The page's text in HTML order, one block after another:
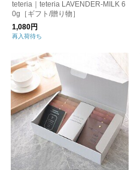
teteria｜teteria LAVENDER-MILK 6
0g［ギフト/贈り物］
1,080円
再入荷待ち